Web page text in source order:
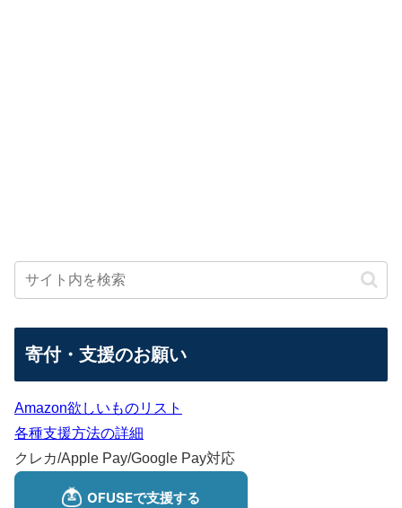
寄付・支援のお願い
Amazon欲しいものリスト
各種支援方法の詳細
クレカ/Apple Pay/Google Pay対応